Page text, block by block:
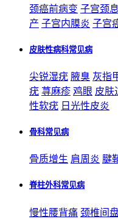
颈癌前病变 子宫颈
产 子宫内膜炎 子宫
皮肤性病科常见病
尖锐湿疣 腋臭 灰指
疣 荨麻疹 鸡眼 皮肤
性软疣 日光性皮炎
骨科常见病
骨质增生 肩周炎 腱
脊柱外科常见病
慢性腰背痛 颈椎间